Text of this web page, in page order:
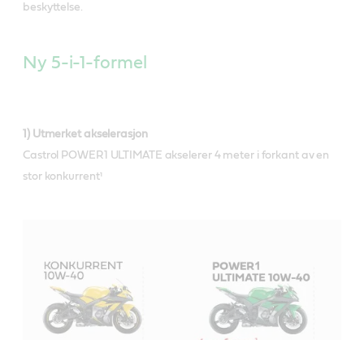
beskyttelse.
Ny 5-i-1-formel
1) Utmerket akselerasjon
Castrol POWER1 ULTIMATE akselerer 4 meter i forkant av en
stor konkurrent¹